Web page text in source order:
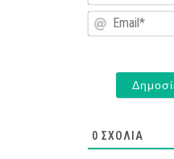
0 ΣΧΌΛΙΑ